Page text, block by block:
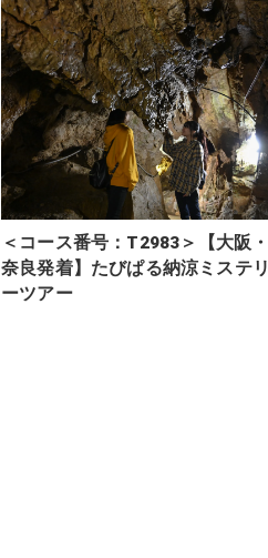
＜コース番号：T2983＞【大阪・
奈良発着】たびぱる納涼ミステリ
ーツアー